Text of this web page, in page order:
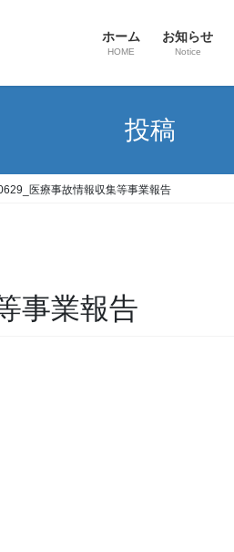
ホーム
HOME
お知らせ
Notice
投稿
医療事故情報収集等事業報告
事業報告